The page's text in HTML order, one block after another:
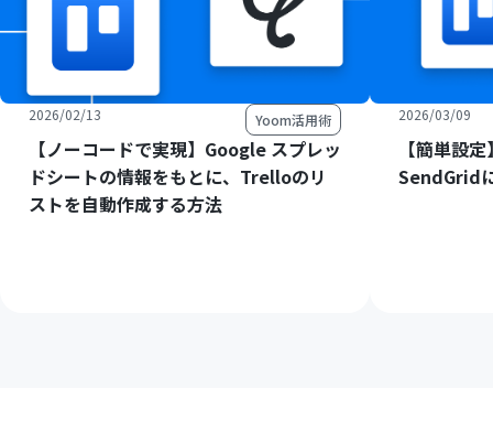
2026/02/13 Yoom活用術
【ノーコードで実現】Google スプレッ
ドシートの情報をもとに、Trelloのリ
ストを自動作成する方法
2026/03/09
【簡単設
SendGrid